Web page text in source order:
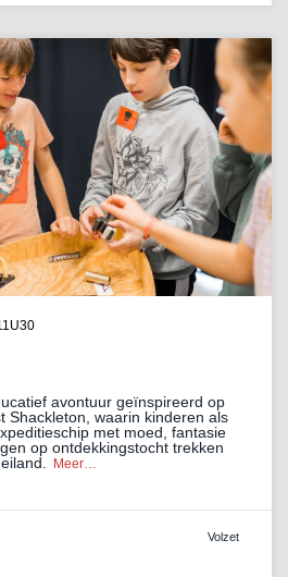
avontuur geïnspireerd op
Shackleton, waarin kinderen als
met moed, fantasie
op ontdekkingstocht trekken
Meer…
Volzet